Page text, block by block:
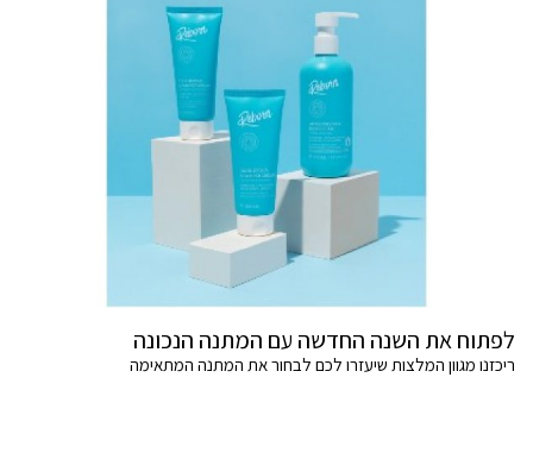
לפתוח את השנה החדשה עם המתנה הנכונה
ריכזנו מגוון המלצות שיעזרו לכם לבחור את המתנה המתאימה